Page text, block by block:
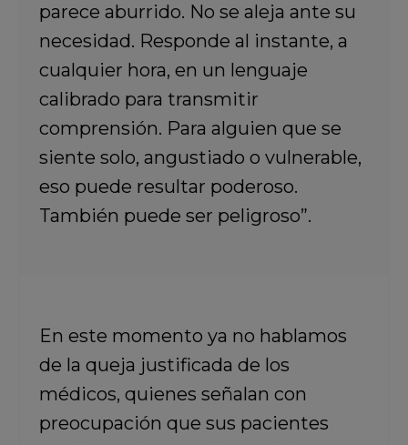
parece aburrido. No se aleja ante su
necesidad. Responde al instante, a
cualquier hora, en un lenguaje
calibrado para transmitir
comprensión. Para alguien que se
siente solo, angustiado o vulnerable,
eso puede resultar poderoso.
También puede ser peligroso”.
En este momento ya no hablamos
de la queja justificada de los
médicos, quienes señalan con
preocupación que sus pacientes